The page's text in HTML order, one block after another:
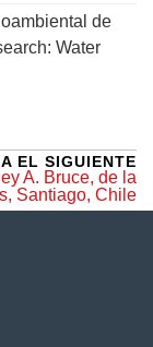
de
Water
EL SIGUIENTE
A. Bruce, de la
Santiago, Chile